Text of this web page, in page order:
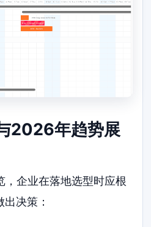
2026年趋势展
，企业在落地选型时应根
决策：